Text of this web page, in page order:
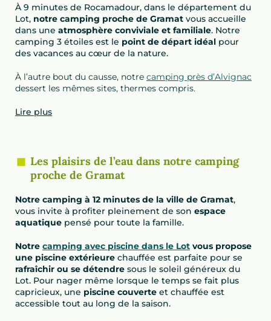
À 9 minutes de Rocamadour, dans le département du
Lot, notre camping proche de Gramat vous accueille
dans une atmosphère conviviale et familiale. Notre
camping 3 étoiles est le point de départ idéal pour
des vacances au cœur de la nature.
À l’autre bout du causse, notre camping près d’Alvignac
dessert les mêmes sites, thermes compris.
Lire plus
Les plaisirs de l’eau dans notre camping
proche de Gramat
Notre camping à 12 minutes de la ville de Gramat,
vous invite à profiter pleinement de son espace
aquatique pensé pour toute la famille.
Notre camping avec piscine dans le Lot vous propose
une piscine extérieure chauffée est parfaite pour se
rafraîchir ou se détendre sous le soleil généreux du
Lot. Pour nager même lorsque le temps se fait plus
capricieux, une piscine couverte et chauffée est
accessible tout au long de la saison.